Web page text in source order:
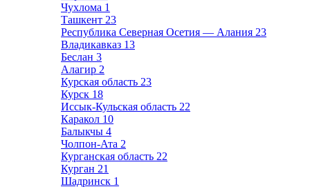
Чухлома 1
Ташкент 23
Республика Северная Осетия — Алания 23
Владикавказ 13
Беслан 3
Алагир 2
Курская область 23
Курск 18
Иссык-Кульская область 22
Каракол 10
Балыкчы 4
Чолпон-Ата 2
Курганская область 22
Курган 21
Шадринск 1